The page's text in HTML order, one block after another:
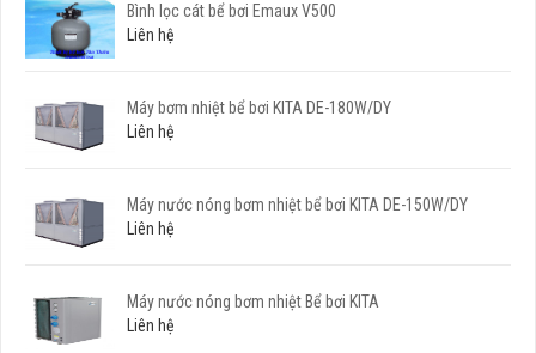
Bình lọc cát bể bơi Emaux V500
Liên hệ
Máy bơm nhiệt bể bơi KITA DE-180W/DY
Liên hệ
Máy nước nóng bơm nhiệt bể bơi KITA DE-150W/DY
Liên hệ
Máy nước nóng bơm nhiệt Bể bơi KITA
Liên hệ